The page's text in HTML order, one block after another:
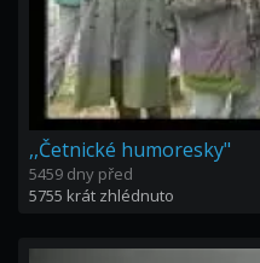
,,Četnické humoresky"
5459 dny před
5755 krát zhlédnuto